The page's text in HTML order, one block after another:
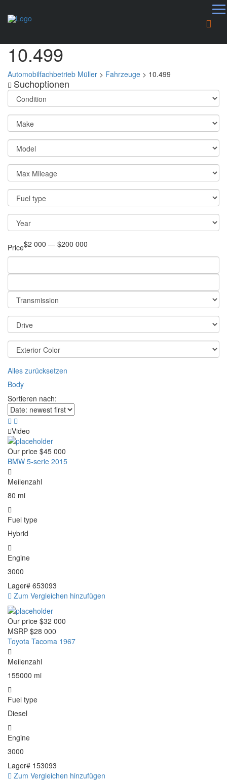
10.499
Automobilfachbetrieb Müller > Fahrzeuge > 10.499
Suchoptionen
Price$2 000 — $200 000
Alles zurücksetzen
Body
Sortieren nach:
Video
Our price $45 000
BMW 5-serie 2015
Meilenzahl
80 mi
Fuel type
Hybrid
Engine
3000
Lager# 653093
Zum Vergleichen hinzufügen
Our price $32 000
MSRP $28 000
Toyota Tacoma 1967
Meilenzahl
155000 mi
Fuel type
Diesel
Engine
3000
Lager# 153093
Zum Vergleichen hinzufügen